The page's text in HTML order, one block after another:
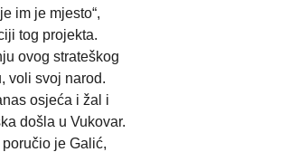
im je mjesto“,
tog projekta.
ovog strateškog
voli svoj narod.
osjeća i žal i
došla u Vukovar.
je Galić,